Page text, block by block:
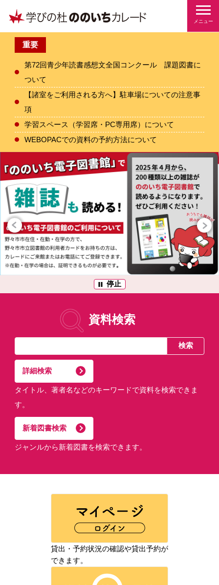
メニュー
重要
第72回青少年読書感想文全国コンクール 課題図書に
ついて
【諸室をご利用される方へ】駐車場についての注意事
項
学習スペース（学習席・PC専用席）について
WEBOPACでの資料の予約方法について
停止
資料検索
詳細検索
タイトル、著者名などのキーワードで資料を検索できま
す。
新着図書検索
ジャンルから新着図書を検索できます。
貸出・予約状況の確認や貸出予約が
できます。